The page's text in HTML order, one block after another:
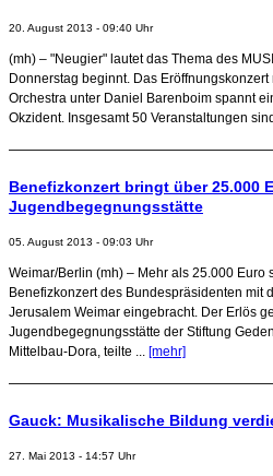
20. August 2013 - 09:40 Uhr
(mh) – "Neugier" lautet das Thema des
Donnerstag beginnt. Das
Orchestra unter Daniel Barenboim spannt
Okzident. Insgesamt 50 Veranstaltungen
Benefizkonzert bringt über 25.000
Jugendbegegnungsstätte
05. August 2013 - 09:03 Uhr
Weimar/Berlin (mh) – Mehr als 25.000 Euro
Benefizkonzert des Bundespräsidenten mit
Jerusalem Weimar eingebracht. Der Erlös
Jugendbegegnungsstätte der Stiftung
Mittelbau-Dora, teilte ... [mehr]
Gauck: Musikalische Bildung
27. Mai 2013 - 14:57 Uhr